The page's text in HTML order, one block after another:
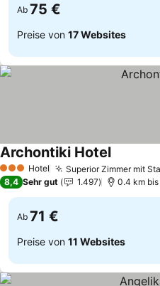
Ab 75 €
Preise von 17 Websites
3 SterneHotel Superior Zimmer mit
Archontiki HotelPreise
8,4 Sehr gut 1.497 0.4 km
Ab 71 €
Preise von 11 Websites